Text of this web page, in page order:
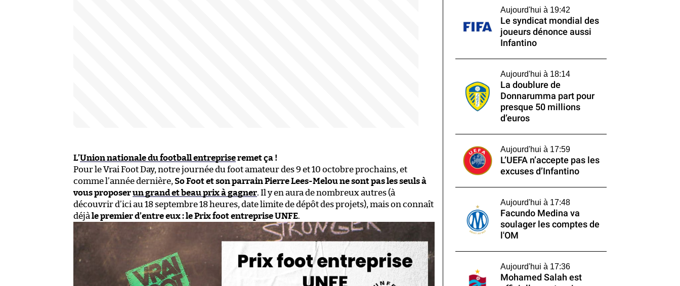
L’Union nationale du football entrepriseremet ça !
Pour le Vrai Foot Day, notre journée du foot amateur des 9 et 10 octobre prochains, et
comme l’année dernière, So Foot et son parrain Pierre Lees-Melou ne sont pas les seuls à
vous proposerun grand et beau prix à gagner. Il y en aura de nombreux autres (à
découvrir d’ici au 18 septembre 18 heures, date limite de dépôt des projets), mais on connaît
déjà le premier d’entre eux : le Prix foot entreprise UNFE.
Aujourd'hui à 19:42
Le syndicat mondial des
joueurs dénonce aussi
Infantino
Aujourd'hui à 18:14
La doublure de
Donnarumma part pour
presque 50 millions
d’euros
Aujourd'hui à 17:59
L’UEFA n’accepte pas les
excuses d’Infantino
Aujourd'hui à 17:48
Facundo Medina va
soulager les comptes de
l'OM
Aujourd'hui à 17:36
Mohamed Salah est